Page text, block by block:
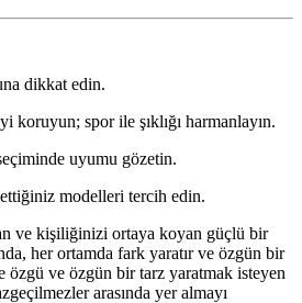
dikkat edin.
koruyun; spor ile şıklığı harmanlayın.
uyumu gözetin.
modelleri tercih edin.
ve kişiliğinizi ortaya koyan güçlü bir
her ortamda fark yaratır ve özgün bir
özgü ve özgün bir tarz yaratmak isteyen
arasında yer almayı